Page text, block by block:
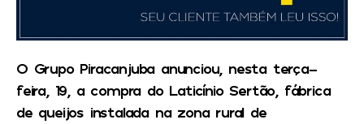
O Grupo Piracanjuba anunciou, nesta terça-
feira, 19, a compra do Laticínio Sertão, fábrica
de queijos instalada na zona rural de